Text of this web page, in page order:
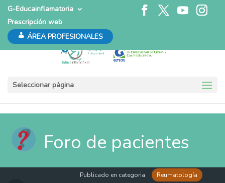
G-Educainflamatoria
Prescripción web
ÁREA PROFESIONALES
Seleccionar página
Foro de pacientes
Publicado en categoria Reumatología